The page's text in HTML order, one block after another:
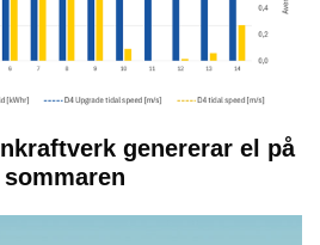
genererar el på